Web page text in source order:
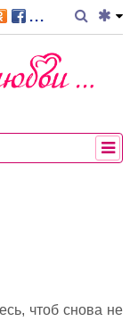
...
чтоб снова не